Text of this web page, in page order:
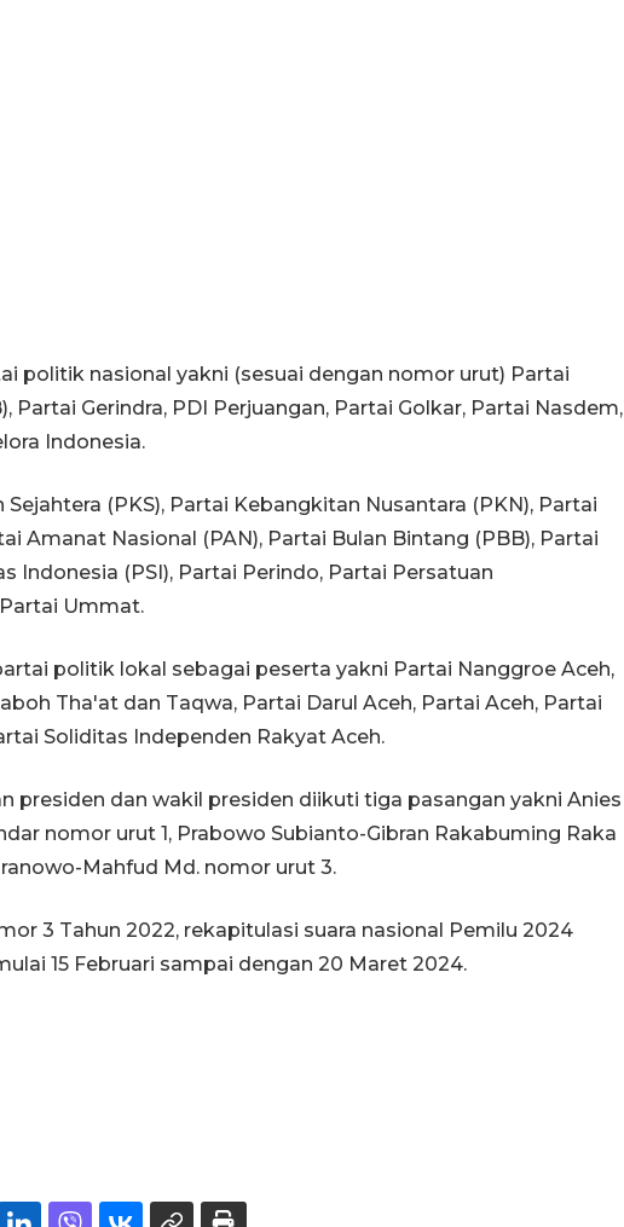
politik nasional yakni (sesuai dengan nomor urut) Partai
Partai Gerindra, PDI Perjuangan, Partai Golkar, Partai Nasdem,
Indonesia.
(PKS), Partai Kebangkitan Nusantara (PKN), Partai
Amanat Nasional (PAN), Partai Bulan Bintang (PBB), Partai
Indonesia (PSI), Partai Perindo, Partai Persatuan
Ummat.
politik lokal sebagai peserta yakni Partai Nanggroe Aceh,
Tha'at dan Taqwa, Partai Darul Aceh, Partai Aceh, Partai
Soliditas Independen Rakyat Aceh.
presiden dan wakil presiden diikuti tiga pasangan yakni Anies
nomor urut 1, Prabowo Subianto-Gibran Rakabuming Raka
Mahfud Md. nomor urut 3.
3 Tahun 2022, rekapitulasi suara nasional Pemilu 2024
15 Februari sampai dengan 20 Maret 2024.
di Satpas Polresta Palu
15 July 2026 14:08 WIB